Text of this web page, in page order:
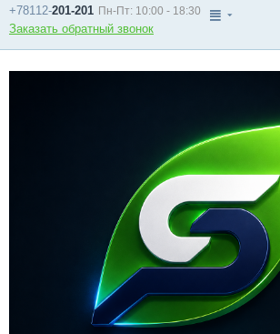
+78112-201-201 Пн-Пт: 10:00 - 18:30
Заказать обратный звонок